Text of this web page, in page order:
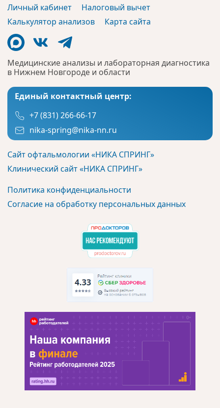
Медицинские анализы и лабораторная диагностика
в Нижнем Новгороде и области
Единый контактный центр:
+7 (831) 266-66-17
nika-spring@nika-nn.ru
Сайт офтальмологии «НИКА СПРИНГ»
Клинический сайт «НИКА СПРИНГ»
Политика конфиденциальности
Согласие на обработку персональных данных
Личный кабинет
Налоговый вычет
Калькулятор анализов
Карта сайта